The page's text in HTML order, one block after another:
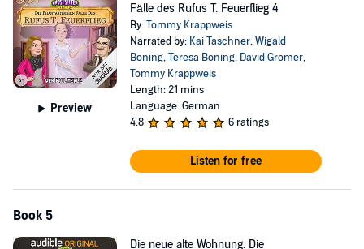
Preview
Fälle des Rufus T. Feuerflieg 4
By:Tommy Krappweis
Narrated by: Kai Taschner,Wigald
Boning,Teresa Boning, David Gromer,
Tommy Krappweis
Length: 21 mins
Language: German
4.8
6 ratings
Listen for free
Book 5
Die neue alte Wohnung. Die